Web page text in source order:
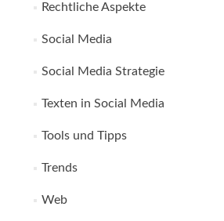
Rechtliche Aspekte
Social Media
Social Media Strategie
Texten in Social Media
Tools und Tipps
Trends
Web